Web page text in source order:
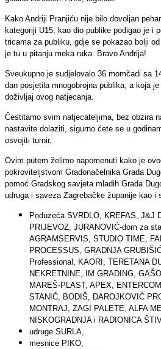
Kako Andriji Pranjiću nije bilo dovoljan
kategoriji U15, kao dio publike podigao je i
tricama za publiku, gdje se pokazao bolji
je tu u pitanju meka ruka. Bravo Andrija!
Sveukupno je sudjelovalo 36 momčadi sa
dan posjetila mnogobrojna publika, a koja
doživljaj ovog natjecanja.
Čestitamo svim natjecateljima, bez obzira
nastavite dolaziti, sigurno ćete se u
osvojiti turnir.
Ovim putem želimo napomenuti kako je
pokroviteljstvom Gradonačelnika Grada
pomoć Gradskog savjeta mladih Grada
udruga i saveza Zagrebačke županije kao i
Poduzeća SVRDLO, KREFAS, J&J
PRIJEVOZ, JURANOVIĆ-dom za
AGRAMSERVIS, STUDIO TIME,
PROCESSUS, GRADNJA
Professional, KAORI, TERETANA
NEKRETNINE, IM GRADING,
MAREŠ-PLAST, APEX,
STANIĆ, BODIŠ, DAROJKOVIĆ
MONTRAJ, ZAGI PALETE, ALFA
NISKOGRADNJA i RADIONICA
udruge SURLA,
mesnice PIKO,